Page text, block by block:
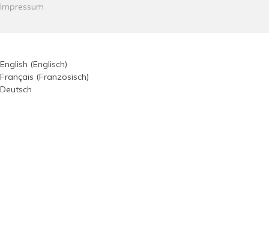
Impressum
English (Englisch)
Français (Französisch)
Deutsch